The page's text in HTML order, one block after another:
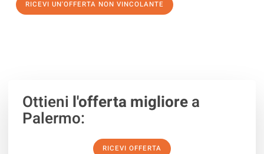
RICEVI UN'OFFERTA NON VINCOLANTE
Ottieni l'offerta migliorea
Palermo:
RICEVI OFFERTA